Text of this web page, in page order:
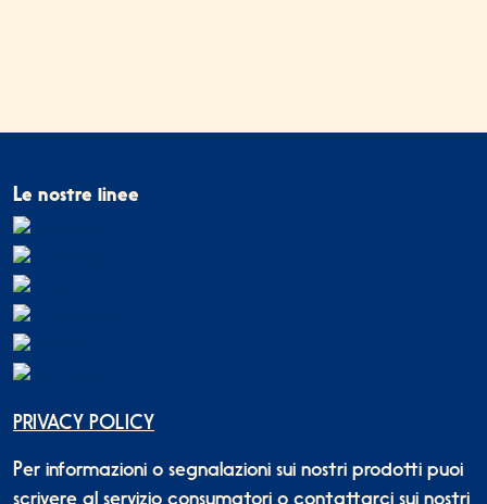
Le nostre linee
PRIVACY POLICY
Per informazioni o segnalazioni sui nostri prodotti puoi